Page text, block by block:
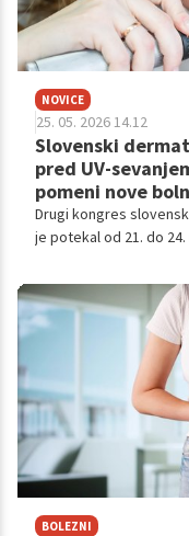
NOVICE
25. 05. 2026 14.12
Slovenski
pred UV-
pomeni nove
Drugi kongres
je potekal od 21. do
raku ter potrebo po
prostem pred
velikega števila tujih
BOLEZNI